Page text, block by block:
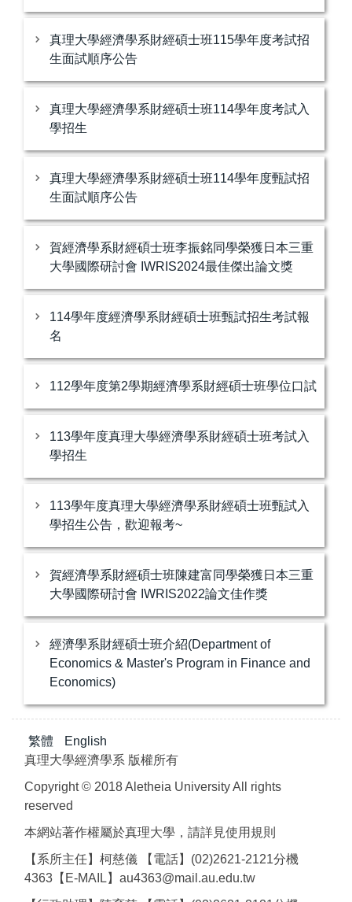
真理大學經濟學系財經碩士班115學年度考試招
生面試順序公告
真理大學經濟學系財經碩士班114學年度考試入
學招生
真理大學經濟學系財經碩士班114學年度甄試招
生面試順序公告
賀經濟學系財經碩士班李振銘同學榮獲日本三重
大學國際研討會 IWRIS2024最佳傑出論文獎
114學年度經濟學系財經碩士班甄試招生考試報
名
112學年度第2學期經濟學系財經碩士班學位口試
113學年度真理大學經濟學系財經碩士班考試入
學招生
113學年度真理大學經濟學系財經碩士班甄試入
學招生公告，歡迎報考~
賀經濟學系財經碩士班陳建富同學榮獲日本三重
大學國際研討會 IWRIS2022論文佳作獎
經濟學系財經碩士班介紹(Department of
Economics & Master's Program in Finance and
Economics)
繁體
English
真理大學經濟學系 版權所有
Copyright © 2018 Aletheia University All rights
reserved
本網站著作權屬於真理大學，請詳見使用規則
【系所主任】柯慈儀 【電話】(02)2621-2121分機
4363【E-MAIL】au4363@mail.au.edu.tw